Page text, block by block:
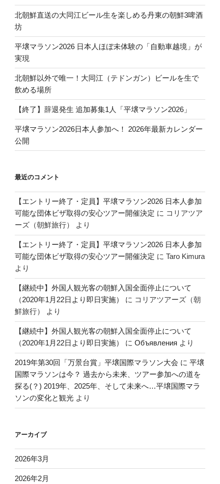
北朝鮮直送の大同江ビール生を楽しめる丹東の朝鮮3啤酒
坊
平壌マラソン2026 日本人ほぼ未体験の「自動車越境」が
実現
北朝鮮以外で唯一！大同江（テドンガン）ビールを生で
飲める場所
【終了】辞退発生 追加募集1人「平壌マラソン2026」
平壌マラソン2026日本人参加へ！ 2026年最新カレンダー
公開
最近のコメント
【エントリー終了・定員】平壌マラソン2026 日本人参加
可能な団体ビザ取得の安心ツアー開催決定 に コリアツア
ーズ（朝鮮旅行）
より
【エントリー終了・定員】平壌マラソン2026 日本人参加
可能な団体ビザ取得の安心ツアー開催決定 に Taro Kimura
より
【継続中】外国人観光客の朝鮮入国全面停止について
（2020年1月22日より即日実施）
に コリアツアーズ（朝
鮮旅行）
より
【継続中】外国人観光客の朝鮮入国全面停止について
（2020年1月22日より即日実施）
に Объявления より
2019年第30回「万景台賞」平壌国際マラソン大会 に 平壌
国際マラソンは今？ 過去から未来、ツアー参加への道を
探る(？) 2019年、2025年、そして未来へ…平壌国際マラ
ソンの変化と観光 より
アーカイブ
2026年3月
2026年2月